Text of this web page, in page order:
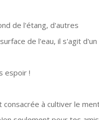
de l'étang, d'autres
de l'eau, il s'agit d'un
espoir !
à cultiver le